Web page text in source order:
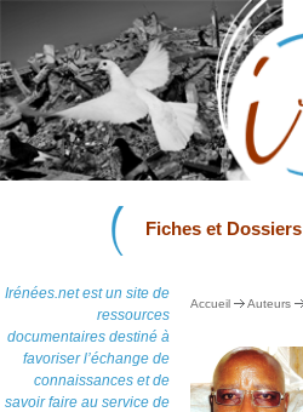
Fiches et Dossiers
Irénées.net est un site de
ressources
documentaires destiné à
favoriser l’échange de
connaissances et de
savoir faire au service de
Accueil Auteurs